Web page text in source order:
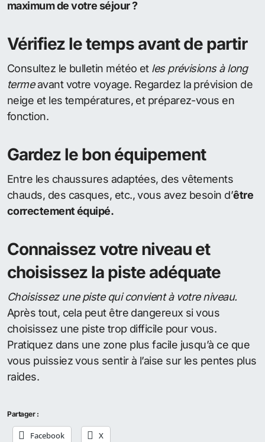
maximum de votre séjour ?
Vérifiez le temps avant de partir
Consultez le bulletin météo et les prévisions à long
termeavant votre voyage. Regardez la prévision de
neige et les températures, et préparez-vous en
fonction.
Gardez le bon équipement
Entre les chaussures adaptées, des vêtements
chauds, des casques, etc., vous avez besoin d’être
correctement équipé.
Connaissez votre niveau et
choisissez la piste adéquate
Choisissez une piste qui convient à votre niveau.
Après tout, cela peut être dangereux si vous
choisissez une piste trop difficile pour vous.
Pratiquez dans une zone plus facile jusqu’à ce que
vous puissiez vous sentir à l’aise sur les pentes plus
raides.
Partager :
Facebook X